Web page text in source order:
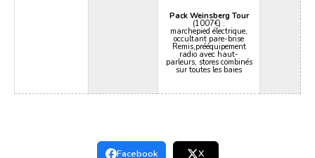
Pack Weinsberg Tour
(1007€) :
marchepied électrique,
occultant pare-brise
Remis,prééquipement
radio avec haut-
parleurs, stores combinés
sur toutes les baies
Facebook X